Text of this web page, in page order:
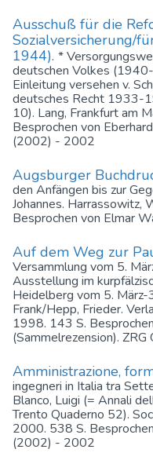
Ausschuß für die
Sozialversicherung/
1944). *
deutschen Volkes
Einleitung versehen v.
deutsches Recht 1933-
10). Lang, Frankfurt am
Besprochen von
(2002) - 2002
Augsburger
den Anfängen bis zur
Johannes.
Besprochen von Elmar
Auf dem Weg zur
Versammlung vom 5.
Ausstellung im
Heidelberg vom 5. März-
Frank/Hepp, Frieder.
1998. 143 S.
(Sammelrezension).
Amministrazione,
ingegneri in Italia tra
Blanco, Luigi (= Annali
Trento Quaderno 52).
2000. 538 S.
(2002) - 2002